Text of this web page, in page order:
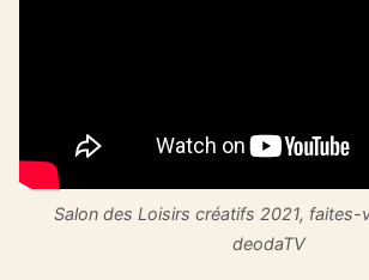
Salon des Loisirs créatifs 2021,
deodaTV